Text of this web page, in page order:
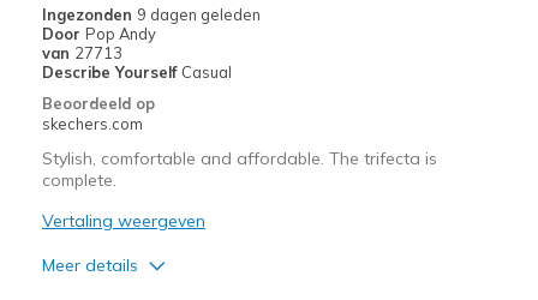
met
de
migratiegeschiedenis
de
bezoeken.
Ingezonden 9 dagen geleden
Door Pop Andy
van 27713
Describe Yourself Casual
Beoordeeld op
skechers.com
Stylish, comfortable and affordable. The trifecta is
complete.
Vertaling weergeven
Meer details